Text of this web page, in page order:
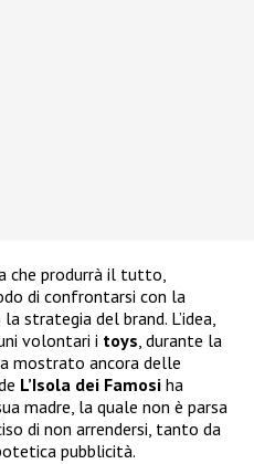
che produrrà il tutto,
di confrontarsi con la
strategia del brand. L’idea,
volontari i toys, durante la
mostrato ancora delle
L’Isola dei Famosi ha
madre, la quale non è parsa
di non arrendersi, tanto da
pubblicità.